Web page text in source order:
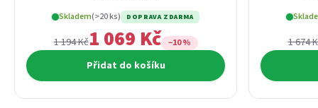
Skladem(>20 ks) DOPRAVA ZDARMA
1 194 Kč1 069 Kč −10 %
Přidat do košíku
1 674